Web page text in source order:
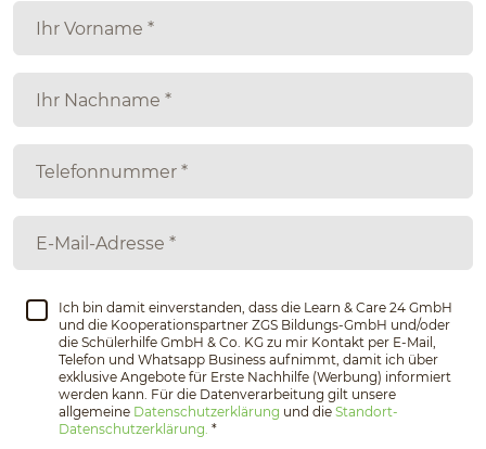
Ich bin damit einverstanden, dass die Learn & Care 24 GmbH
und die Kooperationspartner ZGS Bildungs-GmbH und/oder
die Schülerhilfe GmbH & Co. KG zu mir Kontakt per E-Mail,
Telefon und Whatsapp Business aufnimmt, damit ich über
exklusive Angebote für Erste Nachhilfe (Werbung) informiert
werden kann. Für die Datenverarbeitung gilt unsere
allgemeine Datenschutzerklärung und die Standort-
Datenschutzerklärung. *